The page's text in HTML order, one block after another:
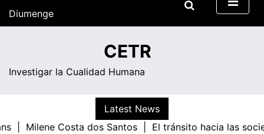
Diumenge
CETR
Investigar la Cualidad Humana
Latest News
|
Milene Costa dos Santos | El tránsito hacia las